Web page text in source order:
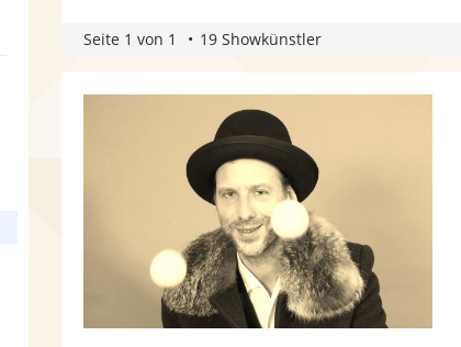
Seite 1 von 1 19 Showkünstler